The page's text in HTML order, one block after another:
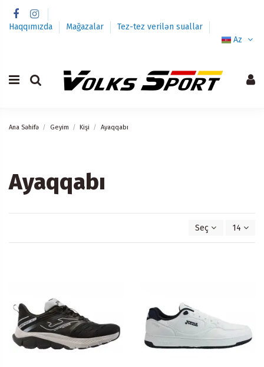
Haqqımızda Mağazalar
Tez-tez verilən suallar
Az
Ana Səhifə Geyim Kişi Ayaqqabı
Ayaqqabı
Seç 14